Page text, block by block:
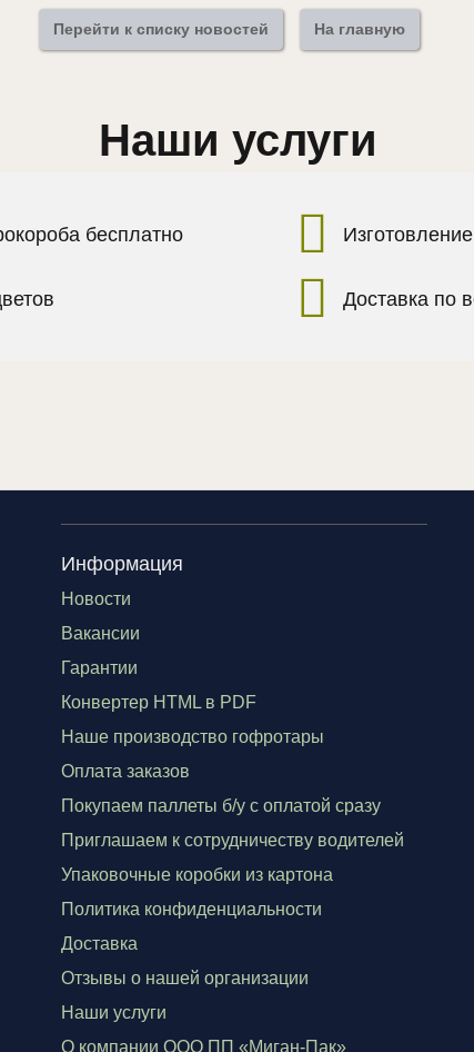
Перейти к списку новостей На главную
Наши услуги
бесплатно
Доставка по
Информация
Новости
Вакансии
Гарантии
Конвертер HTML в PDF
Наше производство гофротары
Оплата заказов
Покупаем паллеты б/у с оплатой сразу
Приглашаем к сотрудничеству водителей
Упаковочные коробки из картона
Политика конфиденциальности
Доставка
Отзывы о нашей организации
Наши услуги
О компании ООО ПП «Миган-Пак»